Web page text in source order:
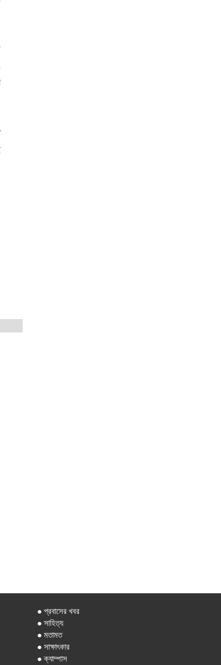
● প্রবাসের খবর
● সাহিত্য
● মতামত
● সাক্ষাৎকার
● ক্যাম্পাস